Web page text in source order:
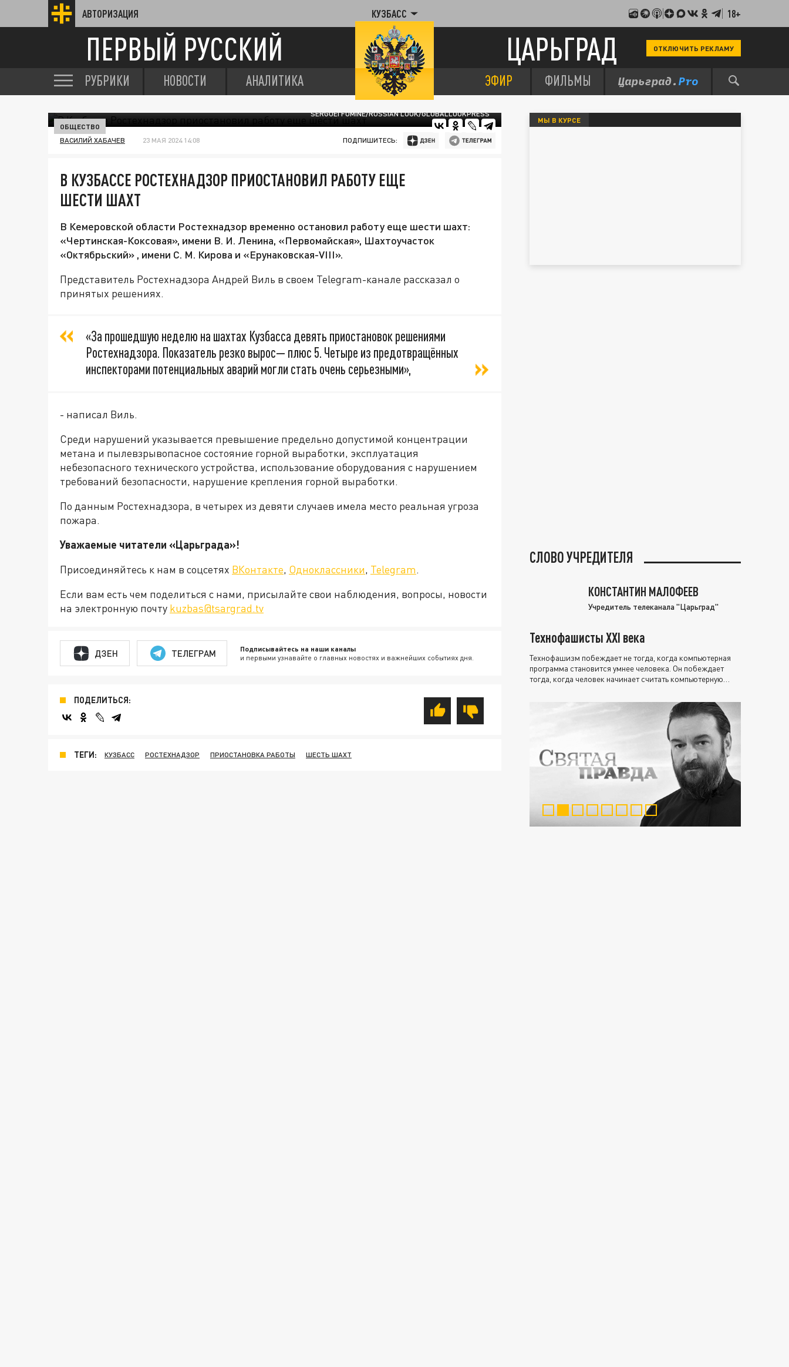
АВТОРИЗАЦИЯ КУЗБАСС 18+
ПЕРВЫЙ РУССКИЙ ЦАРЬГРАД ОТКЛЮЧИТЬ РЕКЛАМУ
РУБРИКИ НОВОСТИ АНАЛИТИКА ЭФИР ФИЛЬМЫ
SERGUEI FOMINE/RUSSIAN LOOK/GLOBALLOOKPRESS
ОБЩЕСТВО
ВАСИЛИЙ ХАБАЧЕВ 23 МАЯ 2024 14:08 ПОДПИШИТЕСЬ:
В КУЗБАССЕ РОСТЕХНАДЗОР ПРИОСТАНОВИЛ РАБОТУ ЕЩЕ
ШЕСТИ ШАХТ
В Кемеровской области Ростехнадзор временно остановил работу еще шести шахт:
«Чертинская-Коксовая», имени В. И. Ленина, «Первомайская», Шахтоучасток
«Октябрьский» , имени С. М. Кирова и «Ерунаковская-VIII».
Представитель Ростехнадзора Андрей Виль в своем Telegram-канале рассказал о
принятых решениях.
«За прошедшую неделю на шахтах Кузбасса девять приостановок решениями
Ростехнадзора. Показатель резко вырос— плюс 5. Четыре из предотвращённых
инспекторами потенциальных аварий могли стать очень серьезными»,
- написал Виль.
Среди нарушений указывается превышение предельно допустимой концентрации
метана и пылевзрывопасное состояние горной выработки, эксплуатация
небезопасного технического устройства, использование оборудования с нарушением
требований безопасности, нарушение крепления горной выработки.
По данным Ростехнадзора, в четырех из девяти случаев имела место реальная угроза
пожара.
Уважаемые читатели «Царьграда»!
Присоединяйтесь к нам в соцсетях ВКонтакте, Одноклассники, Telegram.
Если вам есть чем поделиться с нами, присылайте свои наблюдения, вопросы, новости
на электронную почту kuzbas@tsargrad.tv
ДЗЕН ТЕЛЕГРАМ Подписывайтесь на наши каналы
и первыми узнавайте о главных новостях и важнейших событиях дня.
ПОДЕЛИТЬСЯ:
ТЕГИ: КУЗБАСС РОСТЕХНАДЗОР ПРИОСТАНОВКА РАБОТЫ ШЕСТЬ ШАХТ
МЫ В КУРСЕ
СЛОВО УЧРЕДИТЕЛЯ
КОНСТАНТИН МАЛОФЕЕВ
Учредитель телеканала "Царьград"
Технофашисты XXI века
Технофашизм побеждает не тогда, когда компьютерная
программа становится умнее человека. Он побеждает
тогда, когда человек начинает считать компьютерную